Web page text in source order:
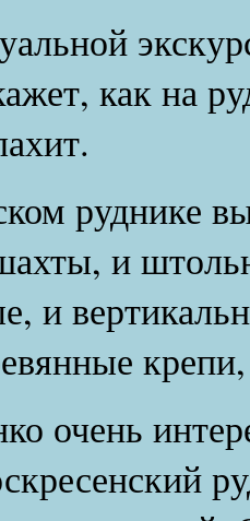
как на
руднике
и
и
очень